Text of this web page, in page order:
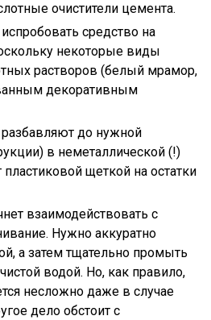
очистители цемента.
средство на
некоторые виды
растворов (белый мрамор,
декоративным
до нужной
в неметаллической (!)
пластиковой щеткой на остатки
взаимодействовать с
Нужно аккуратно
а затем тщательно промыть
водой. Но, как правило,
несложно даже в случае
дело обстоит с